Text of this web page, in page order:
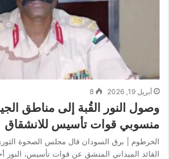
أبريل 19, 2026 8
وصول النور القُبة إلى مناطق
منسوبي قوات تأسيس للانشقاق
الخرطوم | برق السودان قال مجلس الصحوة
القائد الميداني المنشق عن قوات تأسيس، النور